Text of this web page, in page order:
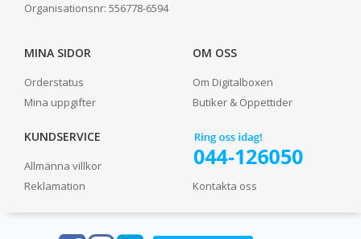
Organisationsnr: 556778-6594
MINA SIDOR
Orderstatus
Mina uppgifter
OM OSS
Om Digitalboxen
Butiker & Öppettider
KUNDSERVICE
Allmänna villkor
Reklamation
Kontakta oss